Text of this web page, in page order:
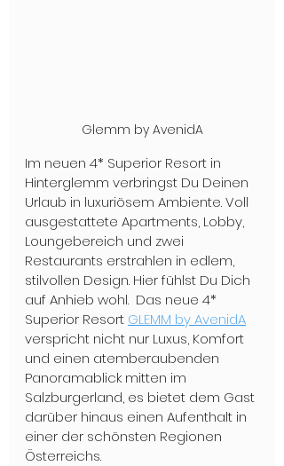
Glemm by AvenidA
Im neuen 4* Superior Resort in
Hinterglemm verbringst Du Deinen
Urlaub in luxuriösem Ambiente. Voll
ausgestattete Apartments, Lobby,
Loungebereich und zwei
Restaurants erstrahlen in edlem,
stilvollen Design. Hier fühlst Du Dich
auf Anhieb wohl.  Das neue 4*
Superior Resort GLEMM by AvenidA
verspricht nicht nur Luxus, Komfort
und einen atemberaubenden
Panoramablick mitten im
Salzburgerland, es bietet dem Gast
darüber hinaus einen Aufenthalt in
einer der schönsten Regionen
Österreichs.